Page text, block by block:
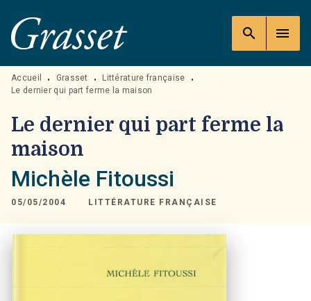
MENU RECHERCHE
PIED DE PAGE
search menu
Accueil • Grasset • Littérature française
•
Le dernier qui part ferme la maison
Le dernier qui part ferme la
maison
Michèle Fitoussi
05/05/2004 LITTÉRATURE FRANÇAISE